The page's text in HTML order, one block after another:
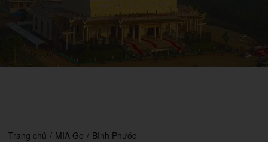
Trang chủ / MIA Go / Bình Phước